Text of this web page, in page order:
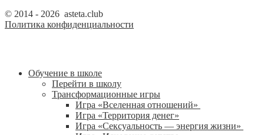
© 2014 - 2026 asteta.club
Политика конфиденциальности
Обучение в школе
Перейти в школу
Трансформационные игры
Игра «Вселенная отношений»
Игра «Территория денег»
Игра «Сексуальность — энергия жизни»